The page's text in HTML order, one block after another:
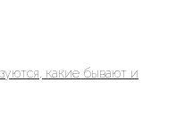
какие бывают и